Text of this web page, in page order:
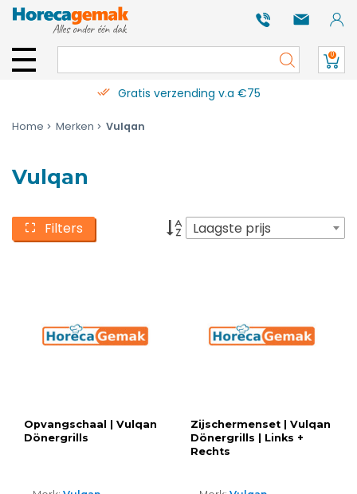
0
Gratis verzending v.a €75
Home Merken Vulqan
Vulqan
Filters Laagste prijs
Opvangschaal | Vulqan
Dönergrills
Zijschermenset | Vulqan
Dönergrills | Links +
Rechts